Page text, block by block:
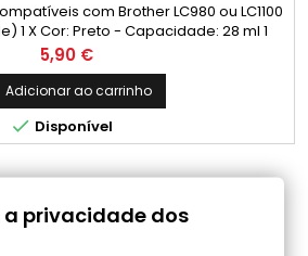
com Brother LC980 ou LC1100
1 X Cor: Preto - Capacidade: 28 ml 1
18 ml 1 X Cor: Magenta
1 X Cor: Amarelo - Capacidade: 18 ml
Preço
5,90 €
Adicionar ao carrinho
 Disponível
(0)
a privacidade dos